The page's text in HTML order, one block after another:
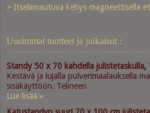
> Itseliimautuva kehys magneettisella
Uusimmat tuotteet ja julkaisut :
Standy 50 x 70 kahdella julistetaskulla,
Kestävä ja lujalla pulverimaalauksella
sisäkäyttöön. Telineen
Lue lisää »